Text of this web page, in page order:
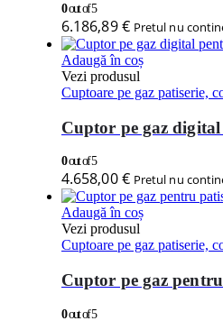
0out of 5
6.186,89€ Pretul nu
Adaugă în coș
Vezi produsul
Cuptoare pe gaz patiserie,
Cuptor pe gaz
0out of 5
4.658,00€ Pretul nu
Adaugă în coș
Vezi produsul
Cuptoare pe gaz patiserie,
Cuptor pe gaz
0out of 5